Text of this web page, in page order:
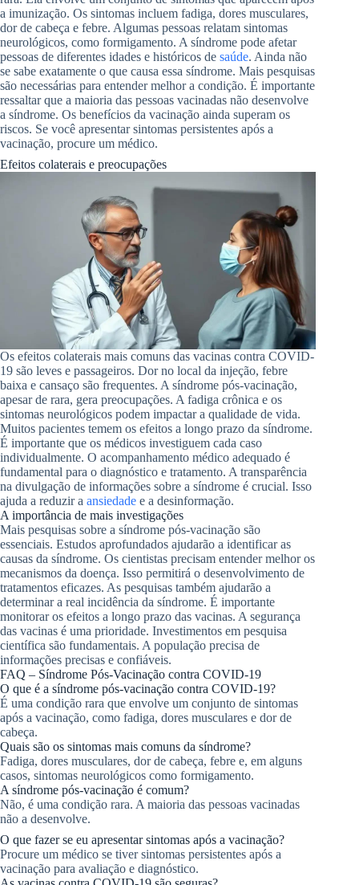
a imunização. Os sintomas incluem fadiga, dores musculares,
dor de cabeça e febre. Algumas pessoas relatam sintomas
neurológicos, como formigamento. A síndrome pode afetar
pessoas de diferentes idades e históricos de saúde. Ainda não
se sabe exatamente o que causa essa síndrome. Mais pesquisas
são necessárias para entender melhor a condição. É importante
ressaltar que a maioria das pessoas vacinadas não desenvolve
a síndrome. Os benefícios da vacinação ainda superam os
riscos. Se você apresentar sintomas persistentes após a
vacinação, procure um médico.
Efeitos colaterais e preocupações
Os efeitos colaterais mais comuns das vacinas contra COVID-
19 são leves e passageiros. Dor no local da injeção, febre
baixa e cansaço são frequentes. A síndrome pós-vacinação,
apesar de rara, gera preocupações. A fadiga crônica e os
sintomas neurológicos podem impactar a qualidade de vida.
Muitos pacientes temem os efeitos a longo prazo da síndrome.
É importante que os médicos investiguem cada caso
individualmente. O acompanhamento médico adequado é
fundamental para o diagnóstico e tratamento. A transparência
na divulgação de informações sobre a síndrome é crucial. Isso
ajuda a reduzir a ansiedade e a desinformação.
A importância de mais investigações
Mais pesquisas sobre a síndrome pós-vacinação são
essenciais. Estudos aprofundados ajudarão a identificar as
causas da síndrome. Os cientistas precisam entender melhor os
mecanismos da doença. Isso permitirá o desenvolvimento de
tratamentos eficazes. As pesquisas também ajudarão a
determinar a real incidência da síndrome. É importante
monitorar os efeitos a longo prazo das vacinas. A segurança
das vacinas é uma prioridade. Investimentos em pesquisa
científica são fundamentais. A população precisa de
informações precisas e confiáveis.
FAQ – Síndrome Pós-Vacinação contra COVID-19
O que é a síndrome pós-vacinação contra COVID-19?
É uma condição rara que envolve um conjunto de sintomas
após a vacinação, como fadiga, dores musculares e dor de
cabeça.
Quais são os sintomas mais comuns da síndrome?
Fadiga, dores musculares, dor de cabeça, febre e, em alguns
casos, sintomas neurológicos como formigamento.
A síndrome pós-vacinação é comum?
Não, é uma condição rara. A maioria das pessoas vacinadas
não a desenvolve.
O que fazer se eu apresentar sintomas após a vacinação?
Procure um médico se tiver sintomas persistentes após a
vacinação para avaliação e diagnóstico.